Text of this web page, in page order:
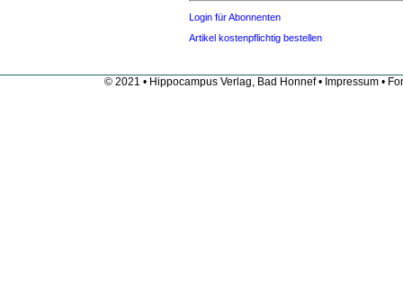
Login für Abonnenten
Artikel kostenpflichtig bestellen
© 2021 • Hippocampus Verlag, Bad Honnef • Impressum •